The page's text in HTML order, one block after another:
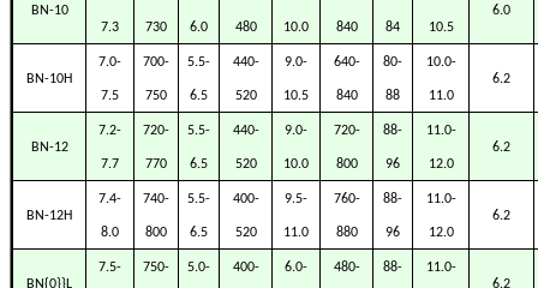
BN-10
7.3 730 6.0 480 10.0 840 84 10.5
6.0
BN-10H
7.0-
7.5
700-
750
5.5-
6.5
440-
520
9.0-
10.5
640-
840
80-
88
10.0-
11.0
6.2
BN-12
7.2-
7.7
720-
770
5.5-
6.5
440-
520
9.0-
10.0
720-
800
88-
96
11.0-
12.0
6.2
BN-12H
7.4-
8.0
740-
800
5.5-
6.5
400-
520
9.5-
11.0
760-
880
88-
96
11.0-
12.0
6.2
BN{0}}L
7.5- 750- 5.0- 400- 6.0- 480- 88- 11.0-
6.2